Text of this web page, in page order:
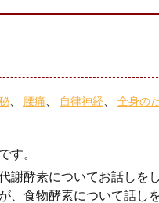
腰痛 自律神経 全身の
す。
謝酵素についてお話しをし
、食物酵素について話し